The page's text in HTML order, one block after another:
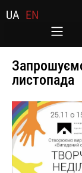
UA EN
листопада